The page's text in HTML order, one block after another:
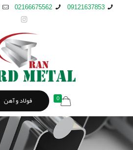
09121637853
02166675562
0 فولاد و آهن